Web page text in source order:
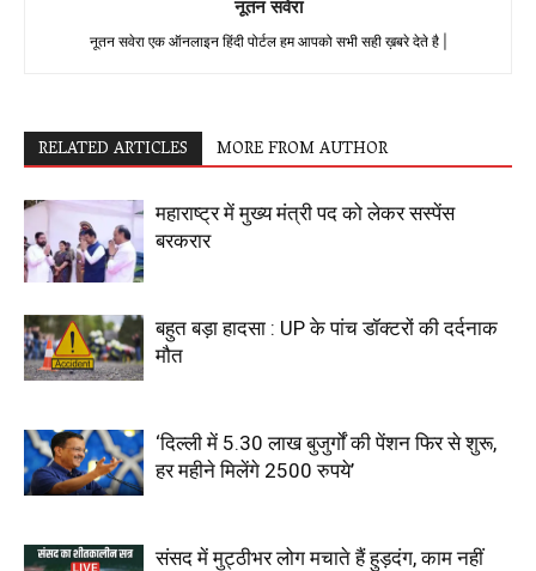
नूतन सवेरा
नूतन सवेरा एक ऑनलाइन हिंदी पोर्टल हम आपको सभी सही ख़बरे देते है |
RELATED ARTICLES MORE FROM AUTHOR
महाराष्ट्र में मुख्य मंत्री पद को लेकर सस्पेंस
बरकरार
बहुत बड़ा हादसा : UP के पांच डॉक्टरों की दर्दनाक
मौत
‘दिल्ली में 5.30 लाख बुजुर्गों की पेंशन फिर से शुरू,
हर महीने मिलेंगे 2500 रुपये’
संसद में मुट्ठीभर लोग मचाते हैं हुड़दंग, काम नहीं